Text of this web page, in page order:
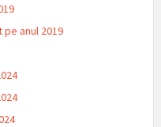
anul 2019